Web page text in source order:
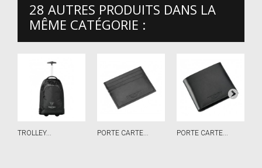
28 AUTRES PRODUITS DANS LA
MÊME CATÉGORIE :
TROLLEY... PORTE CARTE... PORTE CARTE...